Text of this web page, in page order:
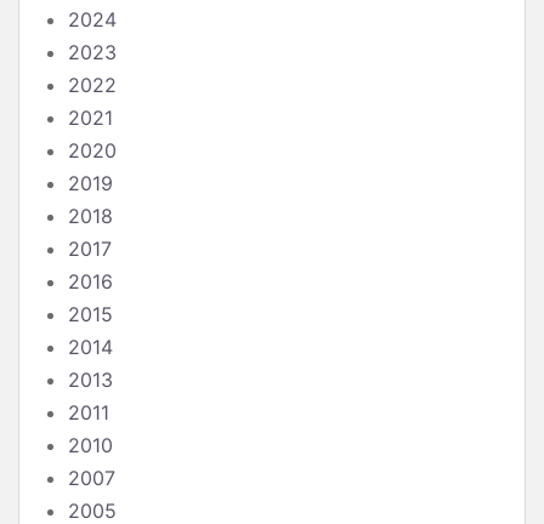
2024
2023
2022
2021
2020
2019
2018
2017
2016
2015
2014
2013
2011
2010
2007
2005